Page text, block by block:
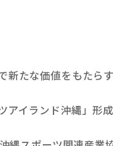
たな価値をもたらす
イランド沖縄」形